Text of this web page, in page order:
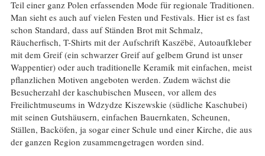
Teil einer ganz Polen erfassenden Mode für regionale Traditionen.
Man sieht es auch auf vielen Festen und Festivals. Hier ist es fast
schon Standard, dass auf Ständen Brot mit Schmalz,
Räucherfisch, T-Shirts mit der Aufschrift Kaszëbë, Autoaufkleber
mit dem Greif (ein schwarzer Greif auf gelbem Grund ist unser
Wappentier) oder auch traditionelle Keramik mit einfachen, meist
pflanzlichen Motiven angeboten werden. Zudem wächst die
Besucherzahl der kaschubischen Museen, vor allem des
Freilichtmuseums in Wdzydze Kiszewskie (südliche Kaschubei)
mit seinen Gutshäusern, einfachen Bauernkaten, Scheunen,
Ställen, Backöfen, ja sogar einer Schule und einer Kirche, die aus
der ganzen Region zusammengetragen worden sind.